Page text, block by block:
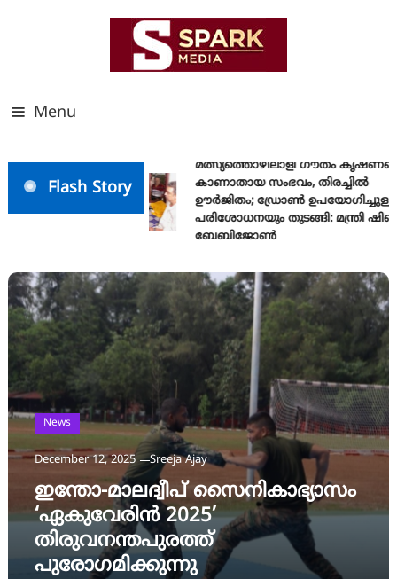
Menu
Flash Story
മത്സ്യത്തൊഴിലാളി ഗൗതം കൃഷ്ണയെ
കാണാതായ സംഭവം, തിരച്ചിൽ
ഊർജിതം; ഡ്രോണ്‍ ഉപയോഗിച്ചുള്ള
പരിശോധനയും തുടങ്ങി: മന്ത്രി ഷിബു
ബേബിജോണ്‍
News
December 12, 2025 Sreeja Ajay
ഇന്തോ-മാലദ്വീപ് സൈനികാഭ്യാസം
‘ഏകുവേരിൻ 2025’
തിരുവനന്തപുരത്ത്
പുരോഗമിക്കുന്നു